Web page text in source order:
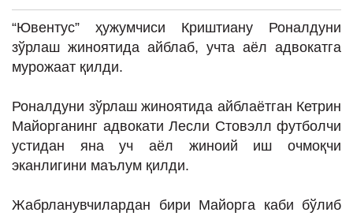
Кино
Театр
ИНТЕРВЬЮ
Таҳлил
“Ювентус” ҳужумчиси Криштиану Роналдуни
зўрлаш жиноятида айблаб, учта аёл адвокатга
мурожаат қилди.
Роналдуни зўрлаш жиноятида айблаётган Кетрин
Майорганинг адвокати Лесли Стовэлл футболчи
устидан яна уч аёл жиноий иш очмоқчи
эканлигини маълум қилди.
Жабрланувчилардан бири Майорга каби бўлиб